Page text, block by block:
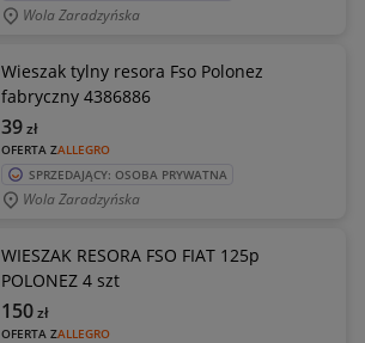
Wola Zaradzyńska
Wieszak tylny resora Fso Polonez
fabryczny 4386886
OFERTA ZALLEGRO
39zł
SPRZEDAJĄCY: OSOBA PRYWATNA
Wola Zaradzyńska
WIESZAK RESORA FSO FIAT 125p
POLONEZ 4 szt
OFERTA ZALLEGRO
150zł